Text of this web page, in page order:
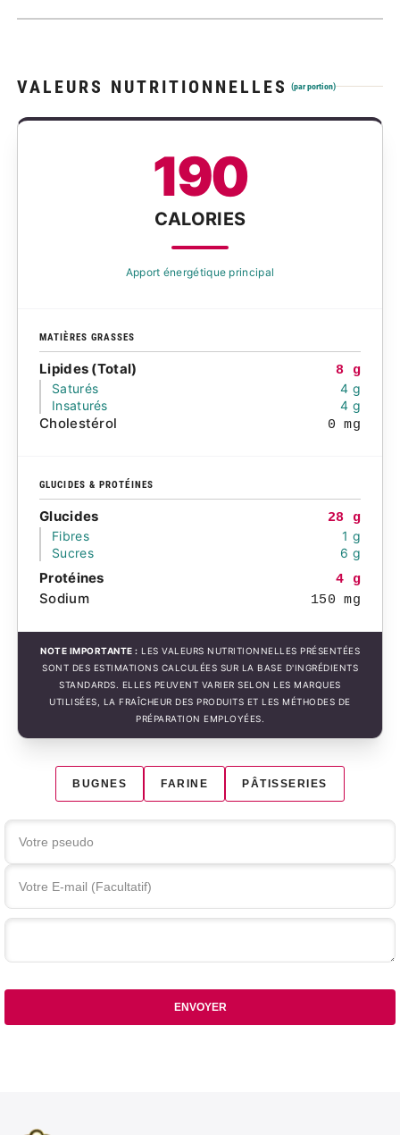
VALEURS NUTRITIONNELLES (par portion)
190
CALORIES
Apport énergétique principal
MATIÈRES GRASSES
Lipides (Total)
8 g
Saturés
4 g
Insaturés
4 g
Cholestérol 0 mg
GLUCIDES & PROTÉINES
Glucides
28 g
Fibres
1 g
Sucres
6 g
Protéines 4 g
Sodium 150 mg
NOTE IMPORTANTE : LES VALEURS NUTRITIONNELLES PRÉSENTÉES
SONT DES ESTIMATIONS CALCULÉES SUR LA BASE D'INGRÉDIENTS
STANDARDS. ELLES PEUVENT VARIER SELON LES MARQUES
UTILISÉES, LA FRAÎCHEUR DES PRODUITS ET LES MÉTHODES DE
PRÉPARATION EMPLOYÉES.
BUGNES FARINE PÂTISSERIES
Votre commentaire
ENVOYER